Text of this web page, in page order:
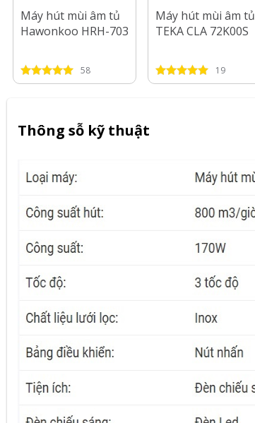
Máy hút mùi âm tủ
Hawonkoo HRH-703
58
Máy hút mùi âm tủ
TEKA CLA 72K00S
19
Thông sỗ kỹ thuật